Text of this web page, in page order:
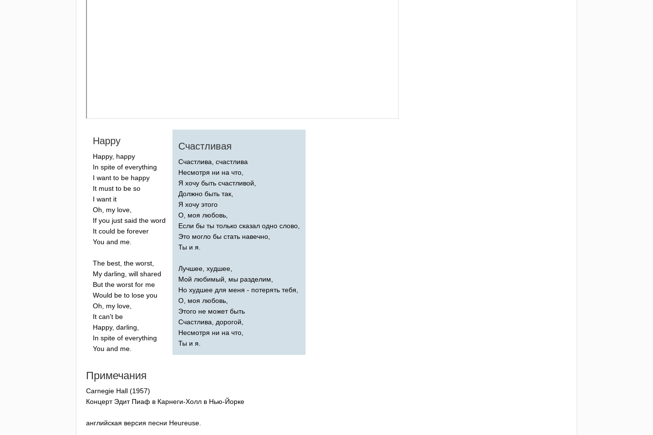
Happy
Happy, happy
In spite of everything
I want to be happy
It must to be so
I want it
Oh
my love
If you just said the word
It could be forever
You and me
The best the worst
My darling will shared
But the worst for me
Would be to lose you
Oh
my love
It can't be
Happy, darling
In spite of everything
You and me
Счастливая
Счастлива, счастлива
Несмотря ни на что,
Я хочу быть счастливой,
Должно быть так,
Я хочу этого
О, моя любовь,
Если бы ты только сказал одно слово,
Это могло бы стать навечно,
Ты и я.
Лучшее, худшее,
Мой любимый, мы разделим,
Но худшее для меня - потерять тебя,
О, моя любовь,
Этого не может быть
Счастлива, дорогой,
Несмотря ни на что,
Ты и я.
Примечания
Carnegie Hall (1957)
Концерт Эдит Пиаф в Карнеги-Холл в Нью-Йорке
английская версия песни Heureuse